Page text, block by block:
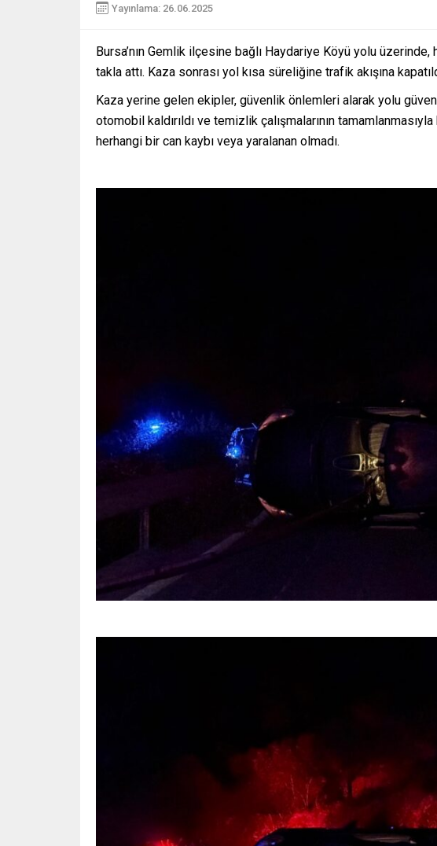
Yayınlama: 26.06.2025
Bursa’nın Gemlik ilçesine bağlı Haydariye Köyü yolu
takla attı. Kaza sonrası yol kısa süreliğine trafik akışına
Kaza yerine gelen ekipler, güvenlik önlemleri alarak yolu
otomobil kaldırıldı ve temizlik çalışmalarının
herhangi bir can kaybı veya yaralanan olmadı.